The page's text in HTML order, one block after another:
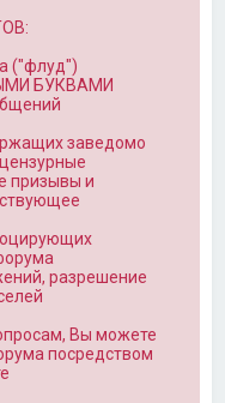
("флуд")
БУКВАМИ
заведомо
призывы и
разрешение
Вы можете
посредством